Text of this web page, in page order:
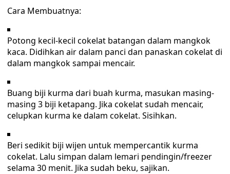
Cara Membuatnya:
Potong kecil-kecil cokelat batangan dalam mangkok
kaca. Didihkan air dalam panci dan panaskan cokelat di
dalam mangkok sampai mencair.
Buang biji kurma dari buah kurma, masukan masing-
masing 3 biji ketapang. Jika cokelat sudah mencair,
celupkan kurma ke dalam cokelat. Sisihkan.
Beri sedikit biji wijen untuk mempercantik kurma
cokelat. Lalu simpan dalam lemari pendingin/freezer
selama 30 menit. Jika sudah beku, sajikan.